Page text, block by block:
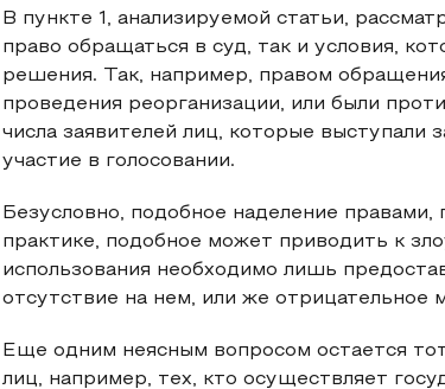
В пункте 1, анализируемой статьи,
право обращаться в суд, так и условия,
решения. Так, например, правом
проведения реорганизации, или были
числа заявителей лиц, которые выступали
участие в голосовании.
Безусловно, подобное наделение
практике, подобное может приводить к
использования необходимо лишь
отсутствие на нем, или же отрицательное
Еще одним неясным вопросом остается
лиц, например, тех, кто осуществляет